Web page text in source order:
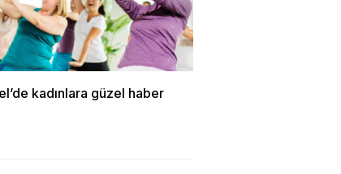
kadınlara güzel haber